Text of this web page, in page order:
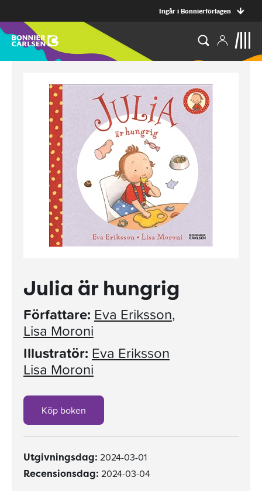
Ingår i Bonnierförlagen
Julia är hungrig
Författare: Eva Eriksson,
Lisa Moroni
Illustratör: Eva Eriksson
Lisa Moroni
Köp boken
Utgivningsdag: 2024-03-01
Recensionsdag: 2024-03-04